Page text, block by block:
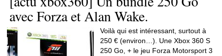
avec Forza et Alan Wake.
Voilà qui est intéressant, surtout à
250 € (environ…). Une Xbox 360 S
250 Go, + le jeu Forza Motorsport 3